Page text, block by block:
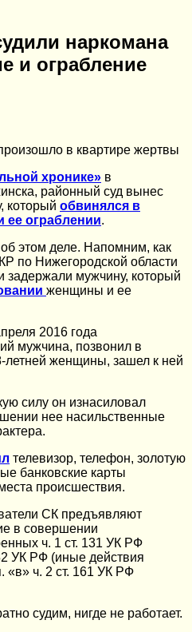
наркомана
и ограбление
в квартире жертвы
хронике» в
районный суд вынес
который обвинялся в
ее ограблении.
этом деле. Напомним, как
по Нижегородской области
задержали мужчину, который
женщины и ее
2016 года
мужчина, позвонил в
летней женщины, зашел к ней
силу он изнасиловал
нее насильственные
телевизор, телефон, золотую
банковские карты
происшествия.
СК предъявляют
в совершении
ч. 1 ст. 131 УК РФ
УК РФ (иные действия
«в» ч. 2 ст. 161 УК РФ
судим, нигде не работает.